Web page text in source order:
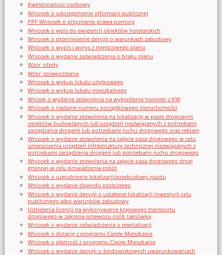
Kwestonariusz osobowy
Wniosek o udostępnienie informacji publicznej
PPF Wniosek o przyznanie prawa pomocy
Wniosek o wpis do ewidencji obiektów hotelarskich
Wniosek o przeniesienie decyzji o warunkach zabudowy
Wniosek o wypis i wyrys z miejscowego planu
Wniosek o wydanie zaświadczenia o braku planu
Wzor_oferty
Wzor_sprawozdania
Wniosek o wykup lokalu użytkowego
Wniosek o wykup lokalu mieszkalnego
Wnisek o wydanie zezwolenia na wykreślenie hipoteki z KW
Wniosek o nadanie numeru porządkowego nieruchomości
Wniosek o wydanie zezwolenia na lokalizację w pasie drogowym
obiektów budowlanych lub urządzeń niezwiązanych z potrzebami
zarządzania drogami lub potrzebami ruchu drogowego oraz reklam
Wniosek o wydanie zezwolenia na zajęcie pasa drogowego w celu
umieszczenia urządzeń infrastruktury technicznej niezwiązanych z
potrzebami zarządzania drogami lub potrzebami ruchu drogowego
Wniosek o wydanie zezwolenia na zajęcie pasa drogowego drogi
gminnej w celu prowadzenia robót
Wniosek o uzgodnienie lokalizacji/przebudowy zjazdu
Wniosek o wydanie dowodu osobistego
Wniosek o wydanie decyzji o ustalenie lokalizacji inwestycji celu
publicznego albo warunków zabudowy
Udzielenia licencji na wykonywanie krajowego transportu
drogowego w zakresie przewozu osób taksówką
Wniosek o wydanie zaświadczenia o rewitalizacji
Wniosek o dotację z programu Ciepłe Mieszkanie
Wniosek o płatność z programu Ciepłe Mieszkanie
Wniosek o wydanie decyzji o środowiskowych uwarunkowaniach